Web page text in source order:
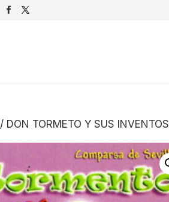
/ DON TORMETO Y SUS INVENTOS